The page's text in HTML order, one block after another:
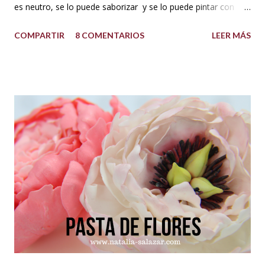
es neutro, se lo puede saborizar y se lo puede pintar con
este cupcakes, pasteles y lo que te guste. INGREDIENTES:
de vainilla al gusto. Colorantes en gel para repostería, si se
desea dar color. PREPARACIÓN: Cernir o tamizar el azúcar
glass. Colocar en un bowl o tazón la manteca blanca. Batir a
velocidad media e ir poniendo el azúcar poco a poco hasta
que este firme y esponjoso. Agregar un chorrito de esencia
de vainilla o al gusto. Finalmente agregar el color deseado.
TIPS : Si deseas que el buttercream vegetal sea más duro
porque el clima está muy c...
COMPARTIR 8 COMENTARIOS LEER MÁS